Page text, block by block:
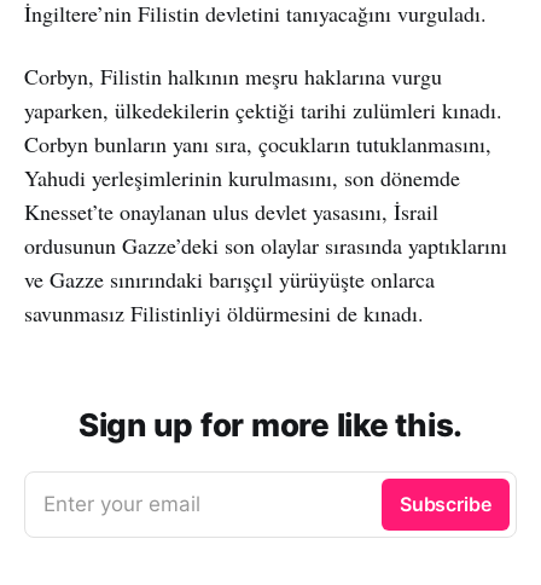
İngiltere’nin Filistin devletini tanıyacağını vurguladı.
Corbyn, Filistin halkının meşru haklarına vurgu
yaparken, ülkedekilerin çektiği tarihi zulümleri kınadı.
Corbyn bunların yanı sıra, çocukların tutuklanmasını,
Yahudi yerleşimlerinin kurulmasını, son dönemde
Knesset’te onaylanan ulus devlet yasasını, İsrail
ordusunun Gazze’deki son olaylar sırasında yaptıklarını
ve Gazze sınırındaki barışçıl yürüyüşte onlarca
savunmasız Filistinliyi öldürmesini de kınadı.
Sign up for more like this.
Enter your email Subscribe